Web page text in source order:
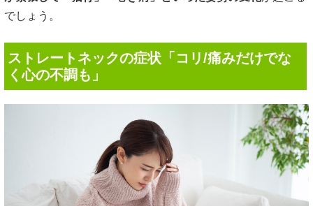
でしょう。
ストレートネックの症状「コリ/痛みだけでな
く心の不調も」